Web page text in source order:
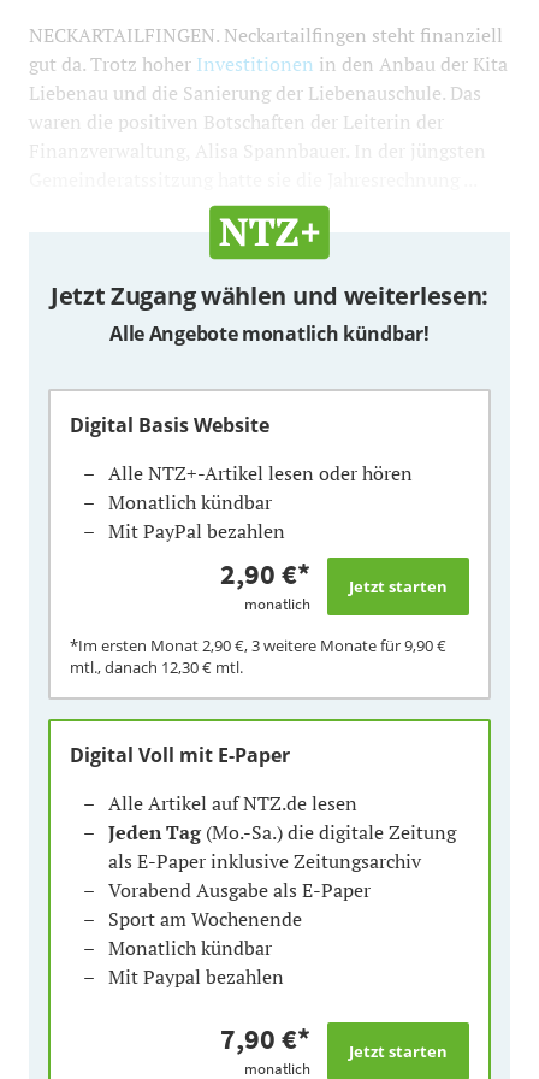
NECKARTAILFINGEN. Neckartailfingen steht finanziell
gut da. Trotz hoher Investitionen in den Anbau der Kita
Liebenau und die Sanierung der Liebenauschule. Das
waren die positiven Botschaften der Leiterin der
Finanzverwaltung, Alisa Spannbauer. In der jüngsten
Jetzt Zugang wählen und weiterlesen:
Alle Angebote monatlich kündbar!
Digital Basis Website
Alle NTZ+-Artikel lesen oder hören
Monatlich kündbar
Mit PayPal bezahlen
2,90 €*
monatlich
*Im ersten Monat2,90 €, 3 weitere Monate für9,90 €
mtl., danach 12,30 € mtl.
Digital Voll mit E-Paper
Alle Artikel auf NTZ.de lesen
Jeden Tag(Mo.-Sa.) die digitale Zeitung
als E-Paper inklusive Zeitungsarchiv
Vorabend Ausgabe als E-Paper
Sport am Wochenende
Monatlich kündbar
Mit Paypal bezahlen
7,90 €*
monatlich